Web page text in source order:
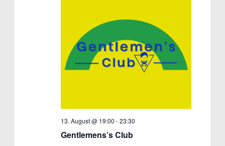
Gentlemens’s Club
13. August @ 19:00 -23:30